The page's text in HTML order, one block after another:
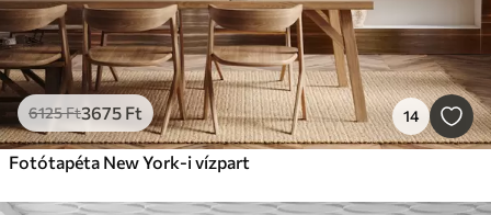
6125Ft3675 Ft 14
Fotótapéta New York-i vízpart